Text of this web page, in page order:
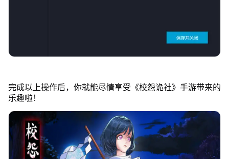
完成以上操作后，你就能尽情享受《校怨诡社》手游带来的
乐趣啦！